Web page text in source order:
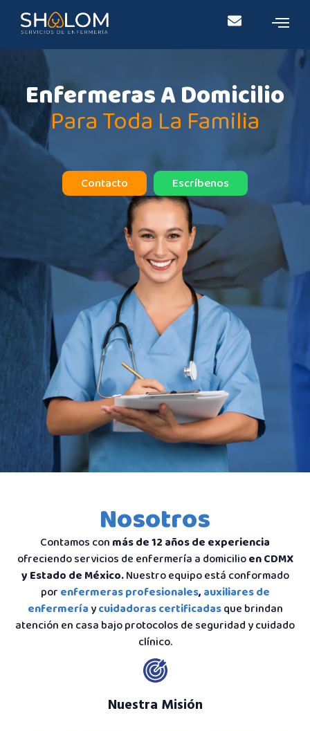
Enfermeras A Domicilio
Para Toda La Familia
Contacto Escríbenos
Nosotros
Contamos conmás de 12 años de experiencia
ofreciendo servicios de enfermería a domicilioen CDMX
y Estado de México.Nuestro equipo está conformado
porenfermeras profesionales,auxiliares de
enfermeríaycuidadoras certificadasque brindan
atención en casa bajo protocolos de seguridad y cuidado
clínico.
Nuestra Misión